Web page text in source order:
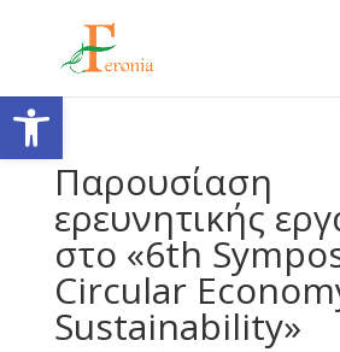
Ανοίξτε τη γραμμή εργαλείων
Παρουσίαση
ερευνητικής
στο «6th
Circular
Sustainability»